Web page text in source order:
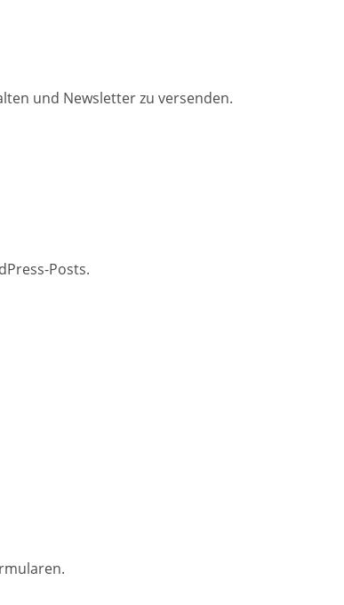
und Newsletter zu versenden.
Posts.